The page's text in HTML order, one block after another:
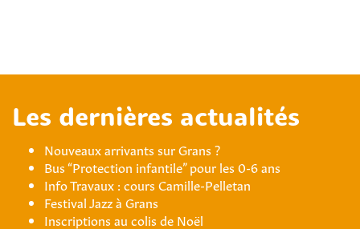
Les dernières actualités
Nouveaux arrivants sur Grans ?
Bus “Protection infantile” pour les 0-6 ans
Info Travaux : cours Camille-Pelletan
Festival Jazz à Grans
Inscriptions au colis de Noël